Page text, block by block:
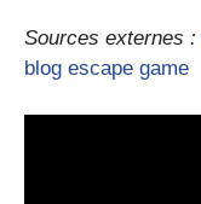
Sources externes :
blog escape game